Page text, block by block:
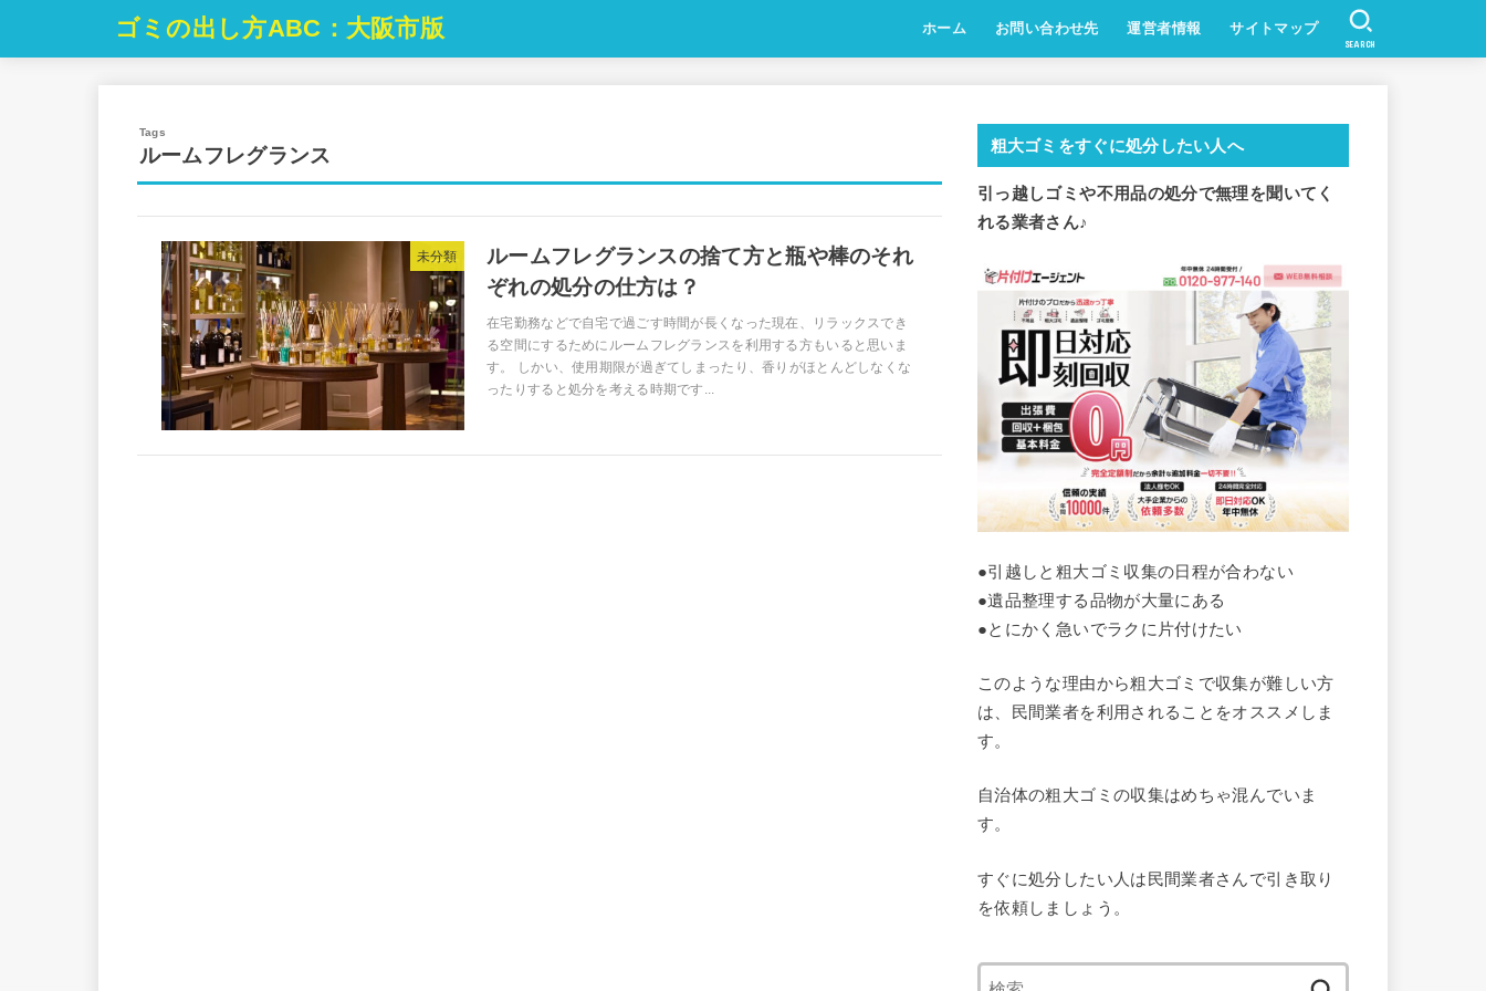
ゴミの出し方ABC：大阪市版 ホーム お問い合わせ先 運営者情報 サイトマップ
SEARCH
ルームフレグランス
未分類
ルームフレグランスの捨て方と瓶や棒のそれ
ぞれの処分の仕方は？
在宅勤務などで自宅で過ごす時間が長くなった現在、リラックスでき
る空間にするためにルームフレグランスを利用する方もいると思いま
す。 しかい、使用期限が過ぎてしまったり、香りがほとんどしなくな
ったりすると処分を考える時期です...
粗大ゴミをすぐに処分したい人へ
引っ越しゴミや不用品の処分で無理を聞いてく
れる業者さん♪
●引越しと粗大ゴミ収集の日程が合わない
●遺品整理する品物が大量にある
●とにかく急いでラクに片付けたい
このような理由から粗大ゴミで収集が難しい方
は、民間業者を利用されることをオススメしま
す。
自治体の粗大ゴミの収集はめちゃ混んでいま
す。
すぐに処分したい人は民間業者さんで引き取り
を依頼しましょう。